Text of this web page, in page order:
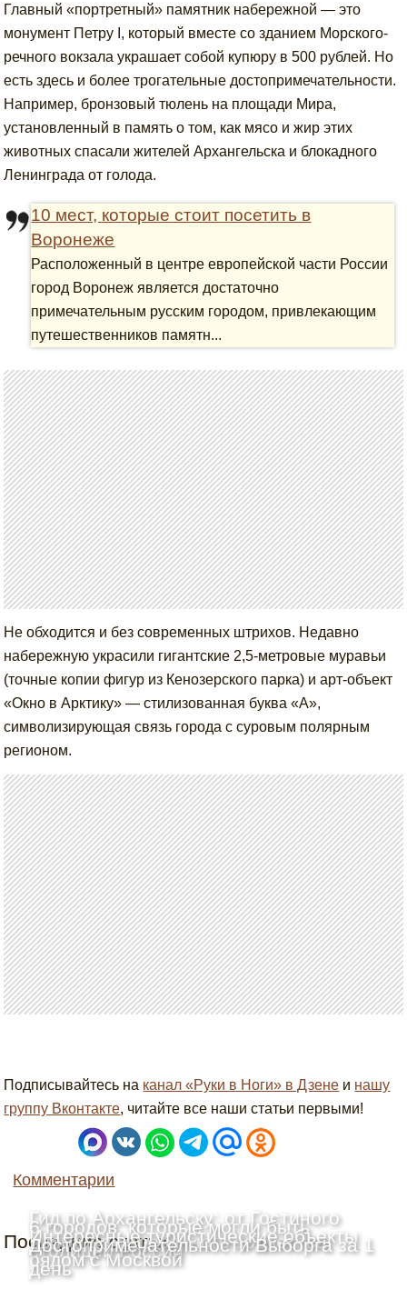
Главный «портретный» памятник набережной — это
монумент Петру I, который вместе со зданием Морского-
речного вокзала украшает собой купюру в 500 рублей. Но
есть здесь и более трогательные достопримечательности.
Например, бронзовый тюлень на площади Мира,
установленный в память о том, как мясо и жир этих
животных спасали жителей Архангельска и блокадного
Ленинграда от голода.
10 мест, которые стоит посетить в
Воронеже
Расположенный в центре европейской части России
город Воронеж является достаточно
примечательным русским городом, привлекающим
путешественников памятн...
Не обходится и без современных штрихов. Недавно
набережную украсили гигантские 2,5-метровые муравьи
(точные копии фигур из Кенозерского парка) и арт-объект
«Окно в Арктику» — стилизованная буква «А»,
символизирующая связь города с суровым полярным
регионом.
Подписывайтесь на канал «Руки в Ноги» в Дзене и нашу
группу Вконтакте, читайте все наши статьи первыми!
Комментарии
Последние статьи
Гид по Архангельску: от Гостиного
двора до деревянного зодчества
6 городов, которые могли быть
столицей России
Интересные туристические объекты
рядом с Москвой
Достопримечательности Выборга за 1
день